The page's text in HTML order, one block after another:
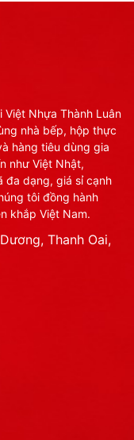
Việt Nhựa Thành Luân
nhà bếp, hộp thực
hàng tiêu dùng gia
như Việt Nhật,
đa dạng, giá sỉ cạnh
tôi đồng hành
khắp Việt Nam.
Thanh Oai,